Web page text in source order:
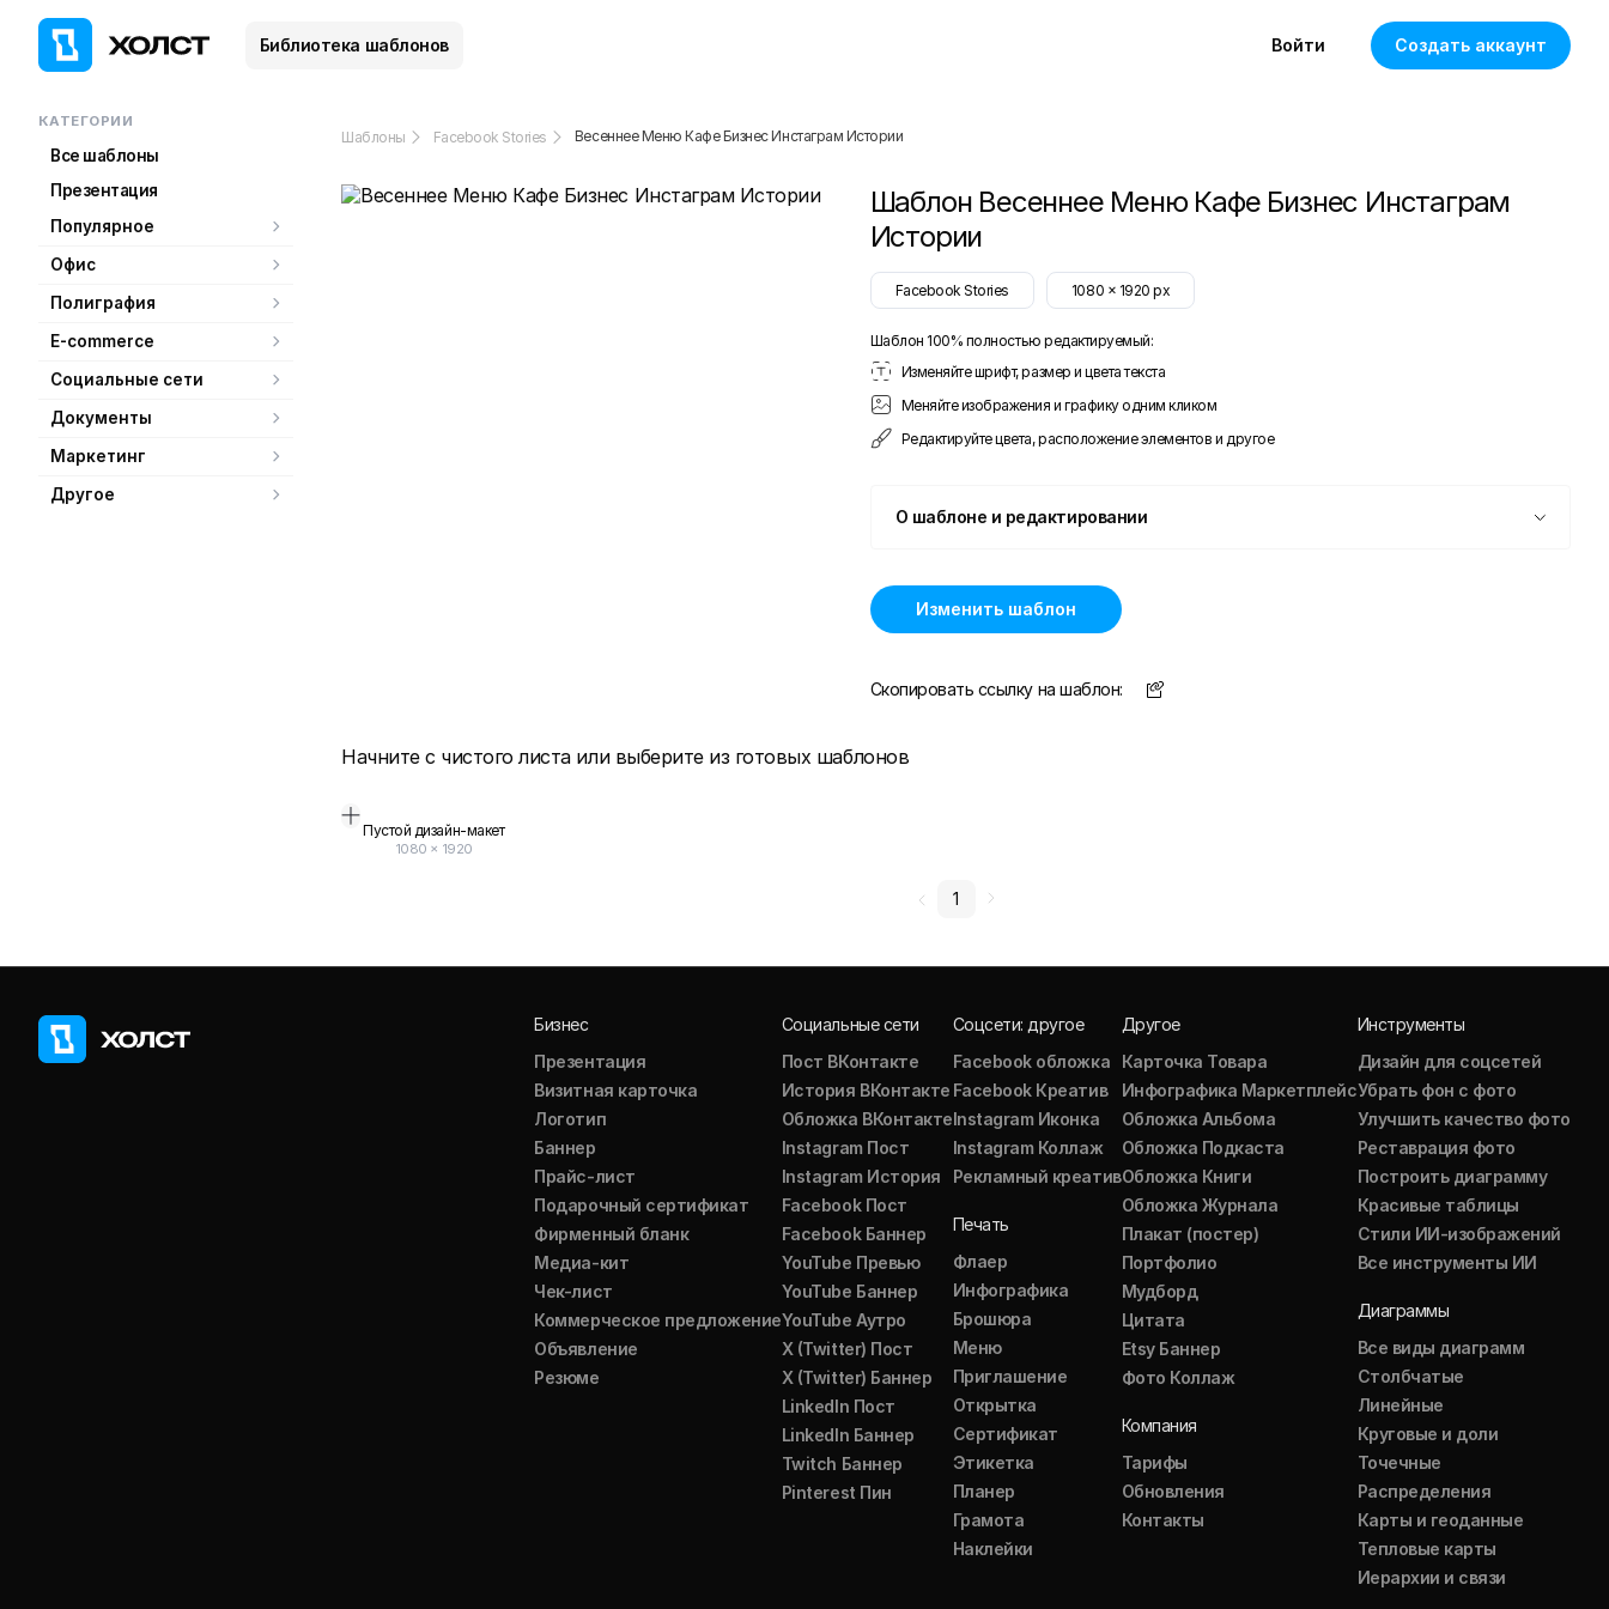
Библиотека шаблонов Войти Создать аккаунт
КАТЕГОРИИ
Все шаблоны
Презентация
Популярное
Офис
Полиграфия
E-commerce
Социальные сети
Документы
Маркетинг
Другое
Шаблоны Facebook Stories Весеннее Меню Кафе Бизнес Инстаграм Истории
Шаблон Весеннее Меню Кафе Бизнес Инстаграм
Истории
Facebook Stories 1080 x 1920 px
Шаблон 100% полностью редактируемый:
Изменяйте шрифт, размер и цвета текста
Меняйте изображения и графику одним кликом
Редактируйте цвета, расположение элементов и другое
О шаблоне и редактировании
Изменить шаблон
Скопировать ссылку на шаблон:
Начните с чистого листа или выберите из готовых шаблонов
Пустой дизайн-макет
1080 × 1920
1
Бизнес
Презентация
Визитная карточка
Логотип
Баннер
Прайс-лист
Подарочный сертификат
Фирменный бланк
Медиа-кит
Чек-лист
Коммерческое предложение
Объявление
Резюме
Социальные сети
Пост ВКонтакте
История ВКонтакте
Обложка ВКонтакте
Instagram Пост
Instagram История
Facebook Пост
Facebook Баннер
YouTube Превью
YouTube Баннер
YouTube Аутро
X (Twitter) Пост
X (Twitter) Баннер
LinkedIn Пост
LinkedIn Баннер
Twitch Баннер
Pinterest Пин
Соцсети: другое
Facebook обложка
Facebook Креатив
Instagram Иконка
Instagram Коллаж
Рекламный креатив
Печать
Флаер
Инфографика
Брошюра
Меню
Приглашение
Открытка
Сертификат
Этикетка
Планер
Грамота
Наклейки
Другое
Карточка Товара
Инфографика Маркетплейс
Обложка Альбома
Обложка Подкаста
Обложка Книги
Обложка Журнала
Плакат (постер)
Портфолио
Мудборд
Цитата
Etsy Баннер
Фото Коллаж
Компания
Тарифы
Обновления
Контакты
Инструменты
Дизайн для соцсетей
Убрать фон с фото
Улучшить качество фото
Реставрация фото
Построить диаграмму
Красивые таблицы
Стили ИИ-изображений
Все инструменты ИИ
Диаграммы
Все виды диаграмм
Столбчатые
Линейные
Круговые и доли
Точечные
Распределения
Карты и геоданные
Тепловые карты
Иерархии и связи